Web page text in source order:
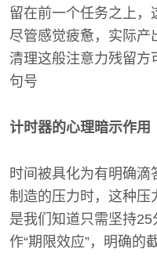
留在前一个任务之上，
尽管感觉疲惫，实际产
清理这般注意力残留方
句号
计时器的心理暗示作用
时间被具化为有明确
制造的压力时，这种压
是我们知道只需坚持
作“期限效应”，明确的